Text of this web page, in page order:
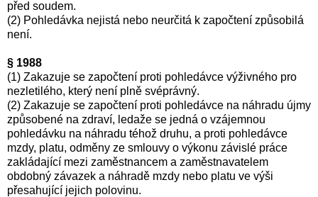
před soudem.
(2) Pohledávka nejistá nebo neurčitá k započtení způsobilá
není.
§ 1988
(1) Zakazuje se započtení proti pohledávce výživného pro
nezletilého, který není plně svéprávný.
(2) Zakazuje se započtení proti pohledávce na náhradu újmy
způsobené na zdraví, ledaže se jedná o vzájemnou
pohledávku na náhradu téhož druhu, a proti pohledávce
mzdy, platu, odměny ze smlouvy o výkonu závislé práce
zakládající mezi zaměstnancem a zaměstnavatelem
obdobný závazek a náhradě mzdy nebo platu ve výši
přesahující jejich polovinu.